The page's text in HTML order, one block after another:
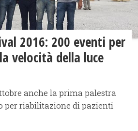
2016: 200 eventi per
velocità della luce
anche la prima palestra
per riabilitazione di pazienti